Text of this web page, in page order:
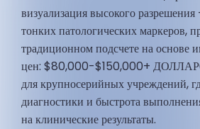
визуализация высокого
тонких патологических маркеров,
традиционном подсчете на основе
цен: $80,000-$150,000+
для крупносерийных учреждений,
диагностики и быстрота
на клинические результаты.